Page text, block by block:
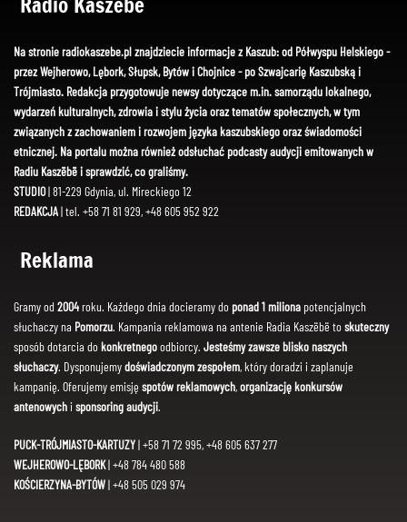
Na stronie radiokaszebe.pl znajdziecie informacje z Kaszub: od Półwyspu Helskiego -
przez Wejherowo, Lębork, Słupsk, Bytów i Chojnice - po Szwajcarię Kaszubską i
Trójmiasto. Redakcja przygotowuje newsy dotyczące m.in. samorządu lokalnego,
wydarzeń kulturalnych, zdrowia i stylu życia oraz tematów społecznych, w tym
związanych z zachowaniem i rozwojem języka kaszubskiego oraz świadomości
etnicznej. Na portalu można również odsłuchać podcasty audycji emitowanych w
Radiu Kaszëbë i sprawdzić, co graliśmy.
STUDIO| 81-229 Gdynia, ul. Mireckiego 12
REDAKCJA| tel. +58 71 81 929, +48 605 952 922
Reklama
Gramy od 2004roku. Każdego dnia docieramy do ponad 1 miliona potencjalnych
słuchaczy na Pomorzu. Kampania reklamowa na antenie Radia Kaszëbë toskuteczny
sposób dotarcia dokonkretnegoodbiorcy. Jesteśmy zawsze blisko naszych
słuchaczy. Dysponujemydoświadczonym zespołem, który doradzi i zaplanuje
kampanię. Oferujemy emisję spotów reklamowych,organizację konkursów
antenowychi sponsoring audycji.
PUCK-TRÓJMIASTO-KARTUZY| +58 71 72 995, +48 605 637 277
WEJHEROWO-LĘBORK| +48 784 480 588
KOŚCIERZYNA-BYTÓW| +48 505 029 974